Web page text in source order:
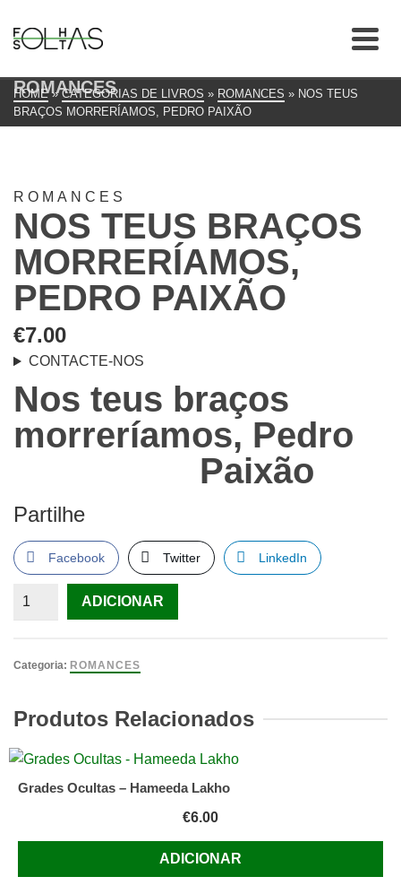
ROMANCES
HOME » CATEGORIAS DE LIVROS » ROMANCES » NOS TEUS
BRAÇOS MORRERÍAMOS, PEDRO PAIXÃO
ROMANCES
NOS TEUS BRAÇOS
MORRERÍAMOS,
PEDRO PAIXÃO
€7.00
CONTACTE-NOS
Nos teus braços
morreríamos, Pedro
Paixão
Partilhe
Facebook Twitter LinkedIn
Quantidade
teus
Pedro
Paixão
ADICIONAR
Categoria: ROMANCES
Produtos Relacionados
Grades Ocultas – Hameeda Lakho
€6.00
ADICIONAR